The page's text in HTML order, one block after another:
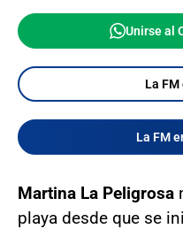
Unirse al
La FM
La FM
Martina La Peligrosa
playa desde que se